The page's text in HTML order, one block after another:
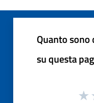
Quanto
su questa